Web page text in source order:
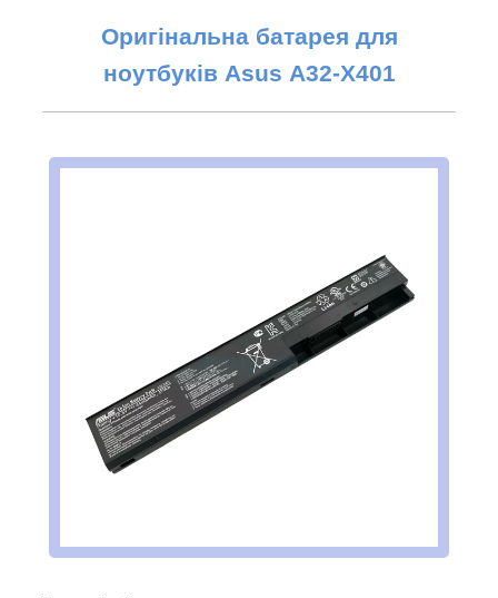
Оригінальна батарея для
ноутбуків Asus A32-X401